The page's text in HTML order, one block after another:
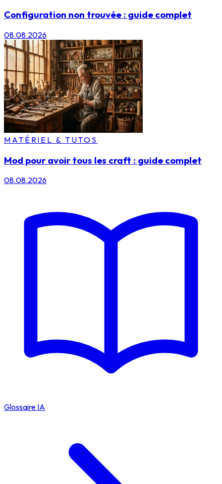
Configuration non trouvée : guide complet
08.08.2026
MATÉRIEL & TUTOS
Mod pour avoir tous les craft : guide complet
08.08.2026
Glossaire IA